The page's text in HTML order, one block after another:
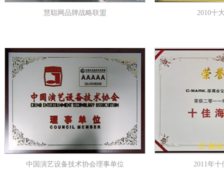
慧聪网品牌战略联盟 2010十
中国演艺设备技术协会理事单位 2011年